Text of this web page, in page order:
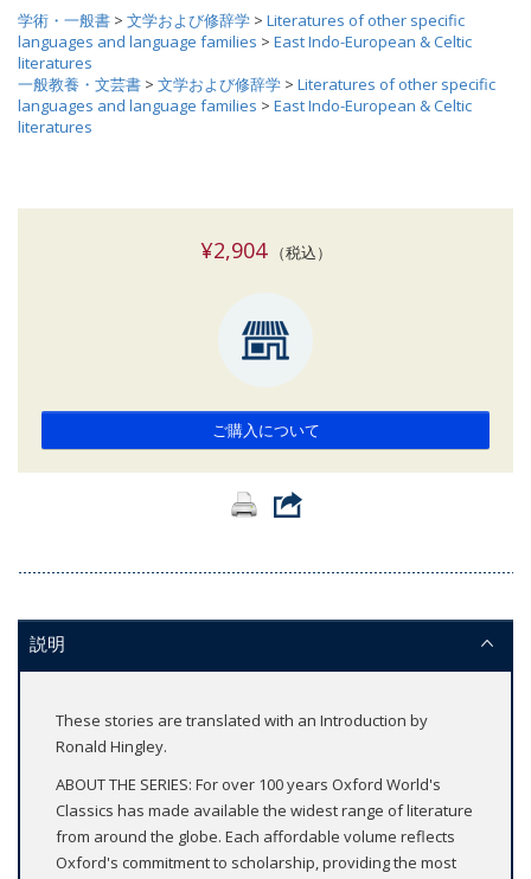
学術・一般書 > 文学および修辞学 > Literatures of other specific
languages and language families > East Indo-European & Celtic
literatures
一般教養・文芸書 > 文学および修辞学 > Literatures of other specific
languages and language families > East Indo-European & Celtic
literatures
¥2,904（税込）
ご購入について
説明
These stories are translated with an Introduction by
Ronald Hingley.
ABOUT THE SERIES: For over 100 years Oxford World's
Classics has made available the widest range of literature
from around the globe. Each affordable volume reflects
Oxford's commitment to scholarship, providing the most